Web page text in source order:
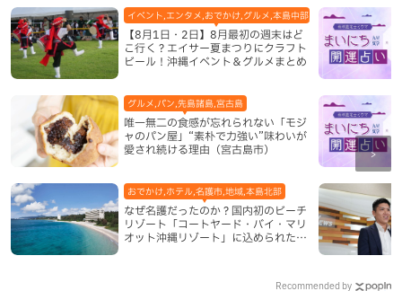
【8月1日・2日】8月最初の週末はど
こ行く？エイサー夏まつりにクラフト
ビール！沖縄イベント＆グルメまとめ
イベント,エンタメ,おでかけ,グルメ,本島中部,本島北部,本島南部
唯一無二の食感が忘れられない「モジ
ャのパン屋」“素朴で力強い”味わいが
愛され続ける理由（宮古島市）
グルメ,パン,先島諸島,宮古島
なぜ名護だったのか？国内初のビーチ
リゾート「コートヤード・バイ・マリ
オット沖縄リゾート」に込められた想
おでかけ,ホテル,名護市,地域,本島北部
Recommended by